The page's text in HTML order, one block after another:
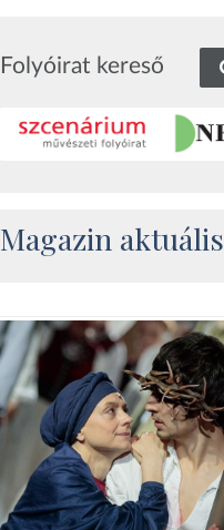
Folyóirat kereső
Magazin aktuális